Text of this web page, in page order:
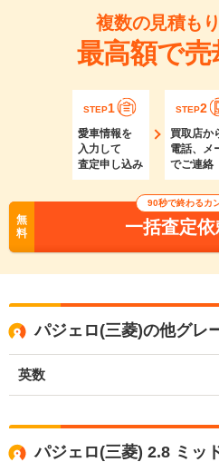
複数の見積も
最高額で
STEP1
愛車情報を
入力して
査定申し込み
STEP2
買取店か
電話、メ
でご連絡
無
料
90秒で終わるカ
一括査定
パジェロ(三菱)の他グレ
英数
パジェロ(三菱) 2.8 ミッ